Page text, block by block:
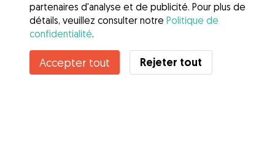
partenaires d'analyse et de publicité. Pour plus de
détails, veuillez consulter notre Politique de
confidentialité.
Accepter tout Rejeter tout